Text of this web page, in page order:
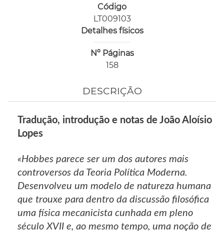
Código
LT009103
Detalhes físicos
Nº Páginas
158
DESCRIÇÃO
Tradução, introdução e notas de João Aloísio
Lopes
«Hobbes parece ser um dos autores mais
controversos da Teoria Política Moderna.
Desenvolveu um modelo de natureza humana
que trouxe para dentro da discussão filosófica
uma física mecanicista cunhada em pleno
século XVII e, ao mesmo tempo, uma noção de